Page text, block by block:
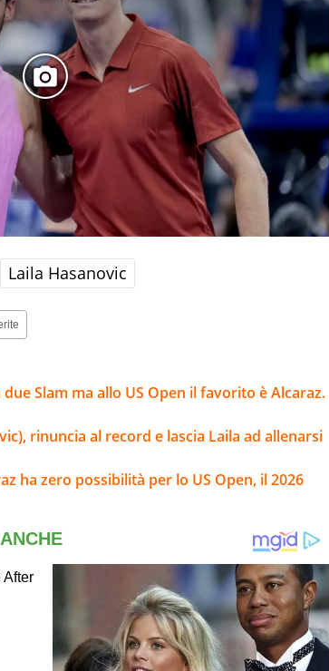
Laila Hasanovic
Slam ma allo US Open il favorito è Alcaraz.
rinuncia al record e lascia Laila ad allenarsi
ha zero possibilità per lo US Open, il 2026